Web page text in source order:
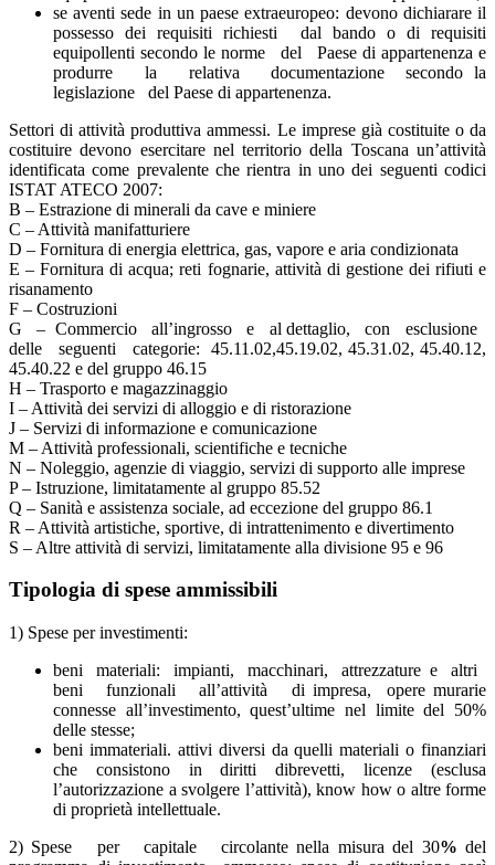
se aventi sede in un paese extraeuropeo: devono dichiarare il
possesso dei requisiti richiesti dal bando o di requisiti
equipollenti secondo le norme del Paese di appartenenza e
produrre la relativa documentazione secondo la
legislazione del Paese di appartenenza.
Settori di attività produttiva ammessi. Le imprese già costituite o da
costituire devono esercitare nel territorio della Toscana un’attività
identificata come prevalente che rientra in uno dei seguenti codici
ISTAT ATECO 2007:
B – Estrazione di minerali da cave e miniere
C – Attività manifatturiere
D – Fornitura di energia elettrica, gas, vapore e aria condizionata
E – Fornitura di acqua; reti fognarie, attività di gestione dei rifiuti e
risanamento
F – Costruzioni
G – Commercio all’ingrosso e al dettaglio, con esclusione
delle seguenti categorie: 45.11.02,45.19.02, 45.31.02, 45.40.12,
45.40.22 e del gruppo 46.15
H – Trasporto e magazzinaggio
I – Attività dei servizi di alloggio e di ristorazione
J – Servizi di informazione e comunicazione
M – Attività professionali, scientifiche e tecniche
N – Noleggio, agenzie di viaggio, servizi di supporto alle imprese
P – Istruzione, limitatamente al gruppo 85.52
Q – Sanità e assistenza sociale, ad eccezione del gruppo 86.1
R – Attività artistiche, sportive, di intrattenimento e divertimento
S – Altre attività di servizi, limitatamente alla divisione 95 e 96
Tipologia di spese ammissibili
1) Spese per investimenti:
beni materiali: impianti, macchinari, attrezzature e altri
beni funzionali all’attività di impresa, opere murarie
connesse all’investimento, quest’ultime nel limite del 50%
delle stesse;
beni immateriali. attivi diversi da quelli materiali o finanziari
che consistono in diritti dibrevetti, licenze (esclusa
l’autorizzazione a svolgere l’attività), know how o altre forme
di proprietà intellettuale.
2) Spese per capitale circolante nella misura del 30% del